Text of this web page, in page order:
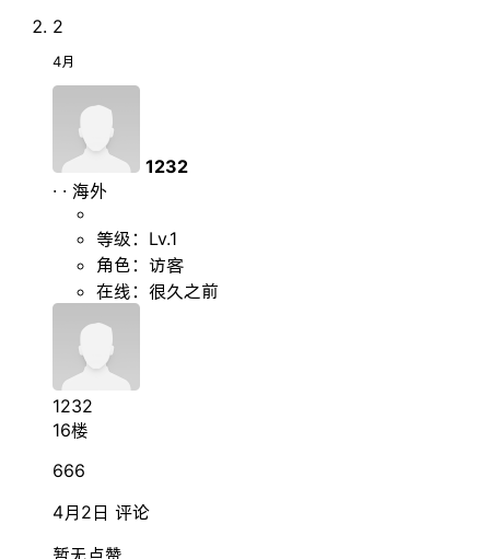
2
4月
1232
· · 海外
等级：Lv.1
角色：访客
在线：很久之前
1232
16楼
666
4月2日 评论
暂无点赞